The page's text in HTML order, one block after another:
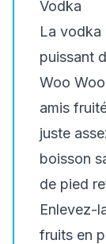
Vodka
La vodka
puissant
Woo
amis
juste
boisson
de pied
Enlevez-
fruits en